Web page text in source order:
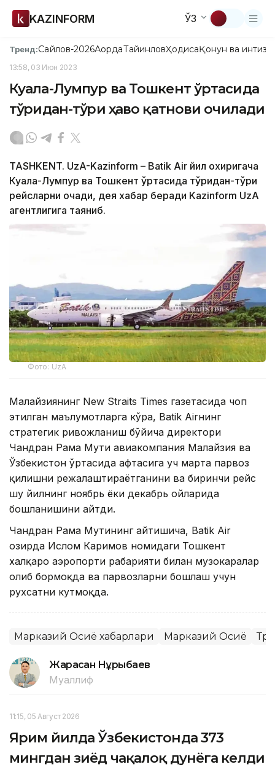
KAZINFORM ЎЗ
Тренд:Сайлов-2026АқордаТайинловҲодисаҚонун ва
13:58, 03 Июн 2023
Куала-Лумпур ва Тошкент ўртасида
тўғридан-тўғри ҳаво қатнови очилади
TASHKENT. UzA-Kazinform – Batik Air йил охиригача
Куала-Лумпур ва Тошкент ўртасида тўғридан-тўғри
рейсларни очади, дея хабар беради Kazinform UzA
агентлигига таяниб.
Фото: UzA
Малайзиянинг New Straits Times газетасида чоп
этилган маълумотларга кўра, Batik Airнинг
стратегик ривожланиш бўйича директори
Чандран Рама Мути авиакомпания Малайзия ва
Ўзбекистон ўртасида ҳафтасига уч марта парвоз
қилишни режалаштираётганини ва биринчи рейс
шу йилнинг ноябрь ёки декабрь ойларида
бошланишини айтди.
Чандран Рама Мутининг айтишича, Batik Air
ҳозирда Ислом Каримов номидаги Тошкент
халқаро аэропорти раҳбарияти билан музокаралар
олиб бормоқда ва парвозларни бошлаш учун
рухсатни кутмоқда.
Марказий Осиё хабарлари Марказий Осиё
Жарасқан Нұрыбаев
Муаллиф
11:15, 05 Август 2026
Ярим йилда Ўзбекистонда 373
мингдан зиёд чақалоқ дунёга келди